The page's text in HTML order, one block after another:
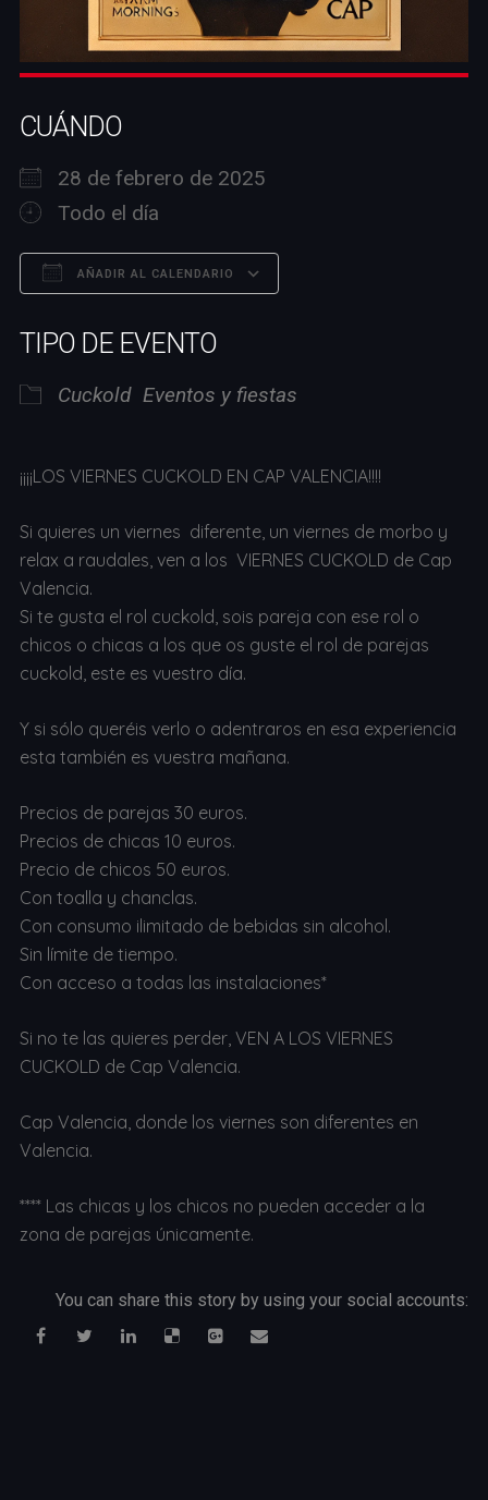
CUÁNDO
28 de febrero de 2025
Todo el día
AÑADIR AL CALENDARIO
TIPO DE EVENTO
Cuckold Eventos y fiestas
¡¡¡¡LOS VIERNES CUCKOLD EN CAP VALENCIA!!!!
Si quieres un viernes diferente, un viernes de morbo y
relax a raudales, ven a los VIERNES CUCKOLD de Cap
Valencia.
Si te gusta el rol cuckold, sois pareja con ese rol o
chicos o chicas a los que os guste el rol de parejas
cuckold, este es vuestro día.
Y si sólo queréis verlo o adentraros en esa experiencia
esta también es vuestra mañana.
Precios de parejas 30 euros.
Precios de chicas 10 euros.
Precio de chicos 50 euros.
Con toalla y chanclas.
Con consumo ilimitado de bebidas sin alcohol.
Sin límite de tiempo.
Con acceso a todas las instalaciones*
Si no te las quieres perder, VEN A LOS VIERNES
CUCKOLD de Cap Valencia.
Cap Valencia, donde los viernes son diferentes en
Valencia.
**** Las chicas y los chicos no pueden acceder a la
zona de parejas únicamente.
You can share this story by using your social accounts: